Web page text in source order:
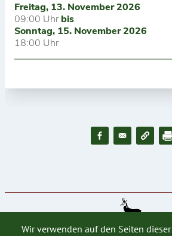
Freitag, 13. November 2026
09:00 Uhrbis
Sonntag, 15. November 2026
18:00 Uhr
Wir verwenden auf den Seiten